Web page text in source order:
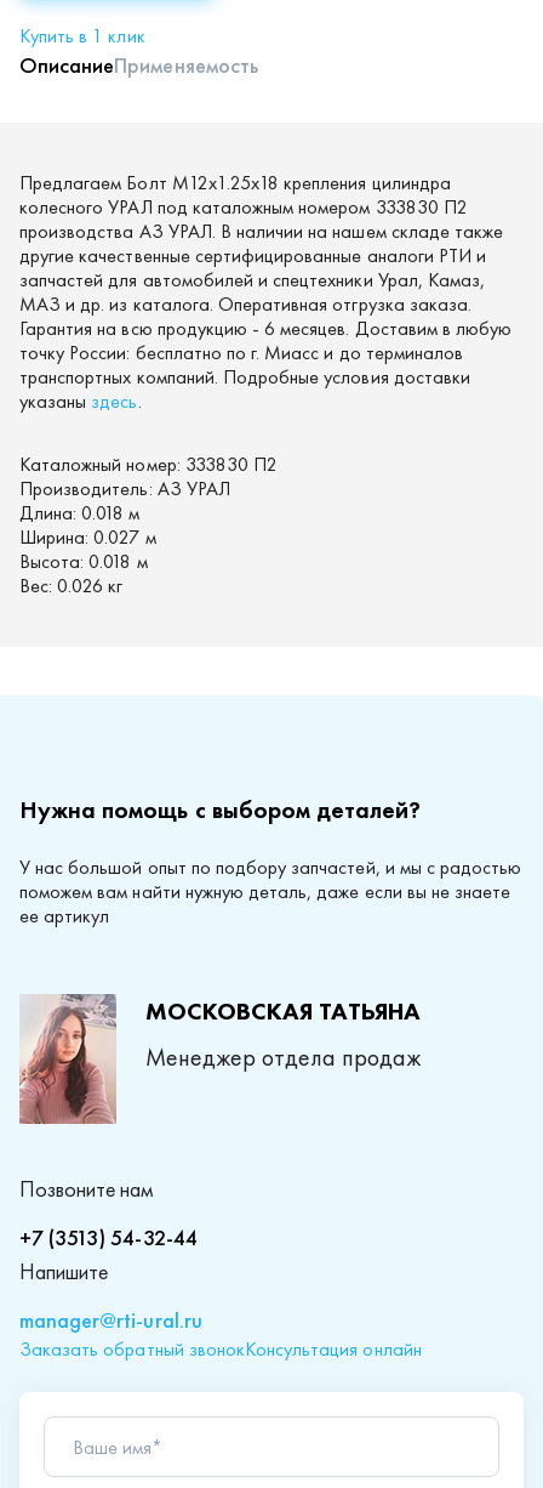
Купить в 1 клик
ОписаниеПрименяемость
Предлагаем Болт М12х1.25х18 крепления цилиндра
колесного УРАЛ под каталожным номером 333830 П2
производства АЗ УРАЛ. В наличии на нашем складе также
другие качественные сертифицированные аналоги РТИ и
запчастей для автомобилей и спецтехники Урал, Камаз,
МАЗ и др. из каталога. Оперативная отгрузка заказа.
Гарантия на всю продукцию - 6 месяцев. Доставим в любую
точку России: бесплатно по г. Миасс и до терминалов
транспортных компаний. Подробные условия доставки
указаны здесь.
Каталожный номер: 333830 П2
Производитель: АЗ УРАЛ
Длина: 0.018 м
Ширина: 0.027 м
Высота: 0.018 м
Вес: 0.026 кг
Нужна помощь с выбором деталей?
У нас большой опыт по подбору запчастей, и мы с радостью
поможем вам найти нужную деталь, даже если вы не знаете
ее артикул
МОСКОВСКАЯ ТАТЬЯНА
Менеджер отдела продаж
Позвоните нам
+7 (3513) 54-32-44
Напишите
manager@rti-ural.ru
Заказать обратный звонокКонсультация онлайн
Ваше имя*
Телефон*